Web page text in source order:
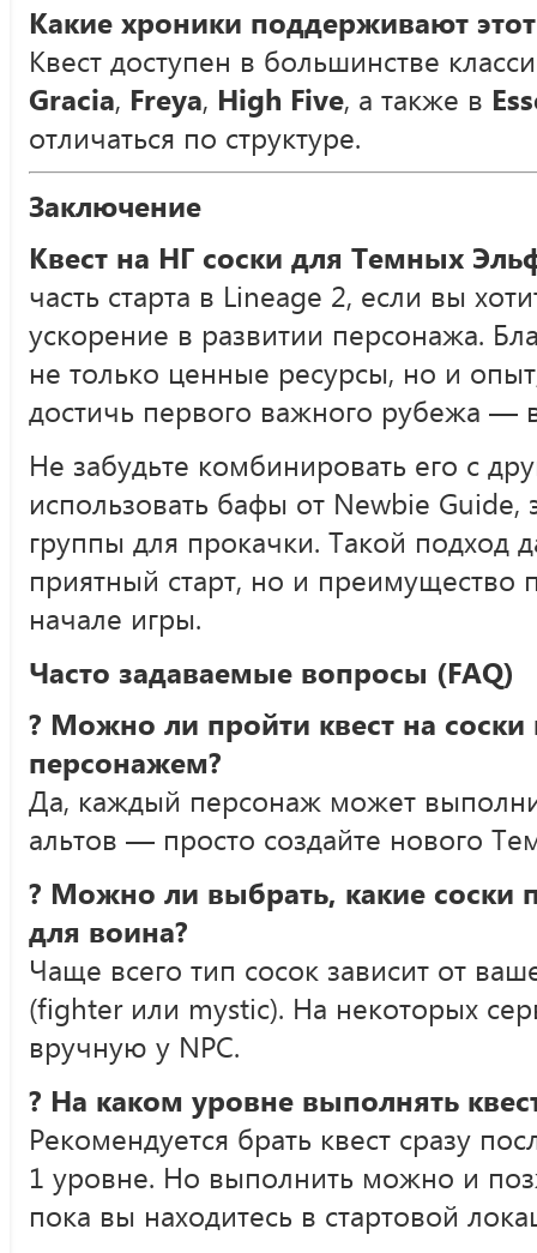
Какие хроники поддерживают этот
Квест доступен в большинстве
Gracia, Freya, High Five, а также в
отличаться по структуре.
Заключение
Квест на НГ соски для Темных
часть старта в Lineage 2, если вы
ускорение в развитии персонажа.
не только ценные ресурсы, но и
достичь первого важного рубежа —
Не забудьте комбинировать его с
использовать бафы от Newbie Guide,
группы для прокачки. Такой подход
приятный старт, но и преимущество
начале игры.
Часто задаваемые вопросы (FAQ)
? Можно ли пройти квест на
персонажем?
Да, каждый персонаж может
альтов — просто создайте нового
? Можно ли выбрать, какие соски
для воина?
Чаще всего тип сосок зависит от
(fighter или mystic). На некоторых
вручную у NPC.
? На каком уровне выполнять
Рекомендуется брать квест сразу
1 уровне. Но выполнить можно и
пока вы находитесь в стартовой